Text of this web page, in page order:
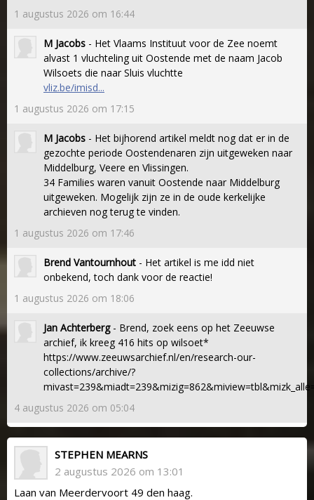
1 augustus 2026 om 16:44
M Jacobs - Het Vlaams Instituut voor de Zee noemt
alvast 1 vluchteling uit Oostende met de naam Jacob
Wilsoets die naar Sluis vluchtte
vliz.be/imisd...
1 augustus 2026 om 17:15
M Jacobs - Het bijhorend artikel meldt nog dat er in de
gezochte periode Oostendenaren zijn uitgeweken naar
Middelburg, Veere en Vlissingen.
34 Families waren vanuit Oostende naar Middelburg
uitgeweken. Mogelijk zijn ze in de oude kerkelijke
archieven nog terug te vinden.
1 augustus 2026 om 17:46
Brend Vantournhout - Het artikel is me idd niet
onbekend, toch dank voor de reactie!
1 augustus 2026 om 18:06
Jan Achterberg- Brend, zoek eens op het Zeeuwse
archief, ik kreeg 416 hits op wilsoet*
https://www.zeeuwsarchief.nl/en/research-our-
collections/archive/?
4 augustus 2026 om 05:04
STEPHEN MEARNS
2 augustus 2026 om 13:01
Laan van Meerdervoort 49 den haag.